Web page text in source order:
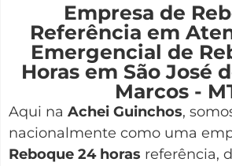
Empresa de
Referência em
Emergencial de
Horas em São José
Marcos -
Aqui na Achei Guinchos,
nacionalmente como uma
Reboque 24 horas referência,